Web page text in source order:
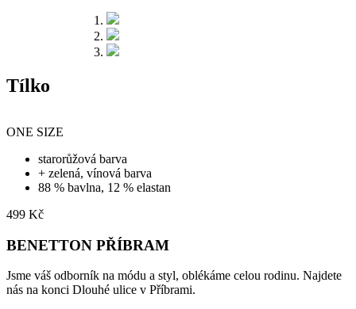
Tílko
ONE SIZE
starorůžová barva
+ zelená, vínová barva
88 % bavlna, 12 % elastan
499 Kč
BENETTON PŘÍBRAM
Jsme váš odborník na módu a styl, oblékáme celou rodinu. Najdete
nás na konci Dlouhé ulice v Příbrami.